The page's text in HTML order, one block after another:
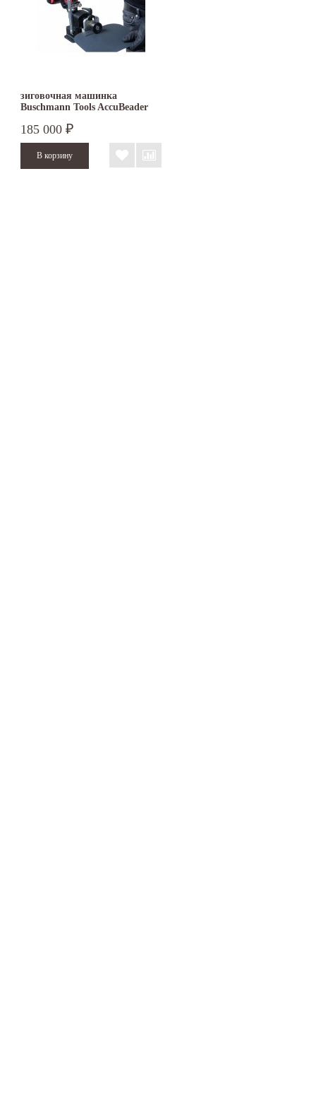
зиговочная машинка
Buschmann Tools AccuBeader
185 000 ₽